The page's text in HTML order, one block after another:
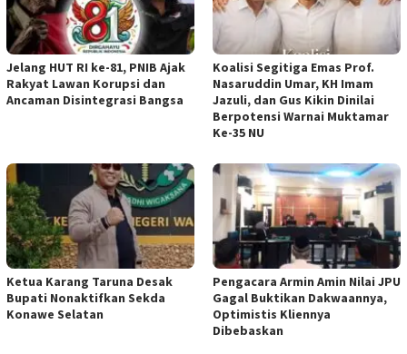
Jelang HUT RI ke-81, PNIB Ajak
Rakyat Lawan Korupsi dan
Ancaman Disintegrasi Bangsa
Koalisi Segitiga Emas Prof.
Nasaruddin Umar, KH Imam
Jazuli, dan Gus Kikin Dinilai
Berpotensi Warnai Muktamar
Ke-35 NU
Ketua ‎Karang Taruna Desak
Bupati Nonaktifkan Sekda
Konawe Selatan
‎Pengacara Armin Amin Nilai JPU
Gagal Buktikan Dakwaannya,
Optimistis Kliennya
Dibebaskan